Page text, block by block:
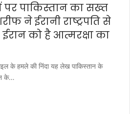
पाकिस्तान का सख्त
ने ईरानी राष्ट्रपति से
को है आत्मरक्षा का
के हमले की निंदा यह लेख पाकिस्तान के
के…